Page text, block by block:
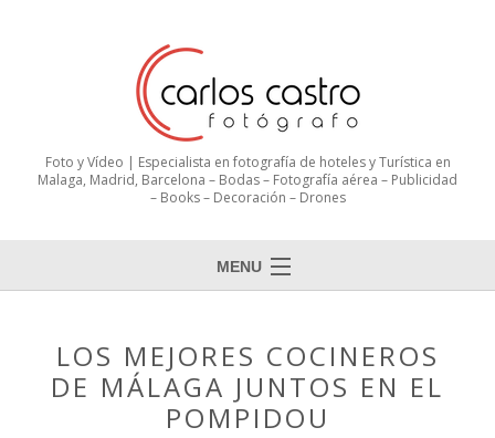
Foto y Vídeo | Especialista en fotografía de hoteles y Turística en
Malaga, Madrid, Barcelona – Bodas – Fotografía aérea – Publicidad
– Books – Decoración – Drones
MENU
LOS MEJORES COCINEROS
DE MÁLAGA JUNTOS EN EL
POMPIDOU